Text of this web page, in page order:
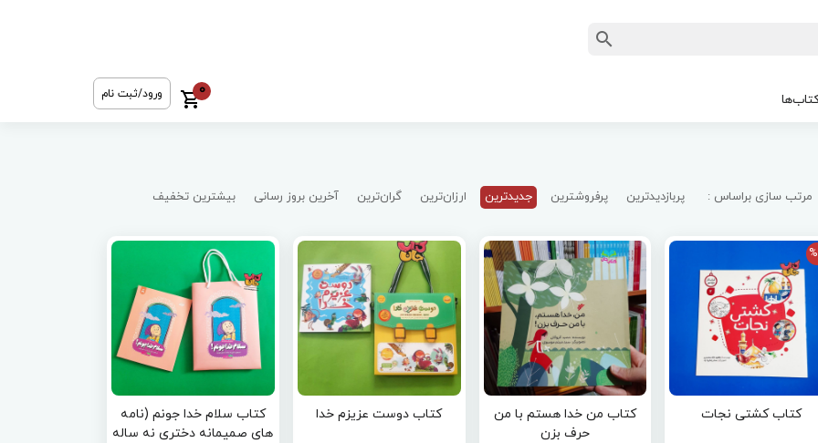
0 ورود/ثبت نام
مرتب سازی براساس : پربازدیدترین پرفروشترین جدیدترین ارزان‌ترین گران‌ترین آخرین بروز رسانی بیشترین تخفیف
کتاب کشتی نجات
کتاب من خدا هستم با من
حرف بزن
کتاب دوست عزیزم خدا
کتاب سلام خدا جونم (نامه
های صمیمانه دختری نه ساله